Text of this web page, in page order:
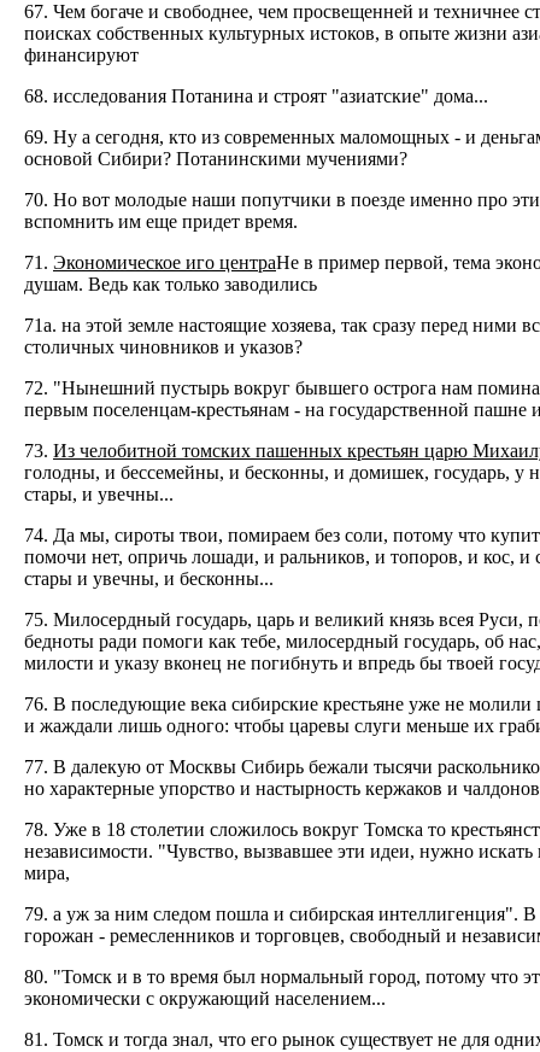
67. Чем богаче и свободнее, чем просвещенней и техничнее
поисках собственных культурных истоков, в опыте жизни
финансируют
68. исследования Потанина и строят "азиатские" дома...
69. Ну а сегодня, кто из современных маломощных - и
основой Сибири? Потанинскими мучениями?
70. Но вот молодые наши попутчики в поезде именно про
вспомнить им еще придет время.
71. Экономическое иго центраНе в пример первой, тема
душам. Ведь как только заводились
71а. на этой земле настоящие хозяева, так сразу перед ними
столичных чиновников и указов?
72. "Нынешний пустырь вокруг бывшего острога нам
первым поселенцам-крестьянам - на государственной пашне
73. Из челобитной томских пашенных крестьян царю
голодны, и бессемейны, и бесконны, и домишек, государь, у
стары, и увечны...
74. Да мы, сироты твои, помираем без соли, потому что
помочи нет, опричь лошади, и ральников, и топоров, и кос, и
стары и увечны, и бесконны...
75. Милосердный государь, царь и великий князь всея
бедноты ради помоги как тебе, милосердный государь, об
милости и указу вконец не погибнуть и впредь бы твоей
76. В последующие века сибирские крестьяне уже не
и жаждали лишь одного: чтобы царевы слуги меньше их
77. В далекую от Москвы Сибирь бежали тысячи
но характерные упорство и настырность кержаков и
78. Уже в 18 столетии сложилось вокруг Томска то
независимости. "Чувство, вызвавшее эти идеи, нужно искать
мира,
79. а уж за ним следом пошла и сибирская интеллигенция". В
горожан - ремесленников и торговцев, свободный и
80. "Томск и в то время был нормальный город, потому что
экономически с окружающий населением...
81. Томск и тогда знал, что его рынок существует не для